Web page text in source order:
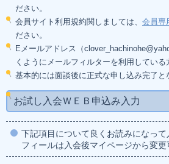
ださい。
会員サイト利用規約関しましては、 会員専
ださい。
Eメールアドレス（
くようにメールフィルターを利用している
基本的には面談後に正式な申し込み完了と
お試し入会ＷＥＢ申込み入力
下記項目について良くお読みになっ
フィールは入会後マイページから変更